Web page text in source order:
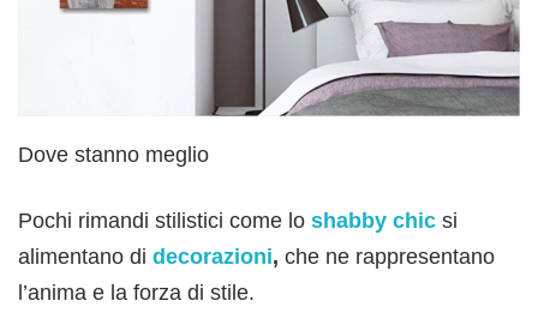
Dove stanno meglio
Pochi rimandi stilistici come lo shabby chic si
alimentano di decorazioni, che ne rappresentano
l’anima e la forza di stile.